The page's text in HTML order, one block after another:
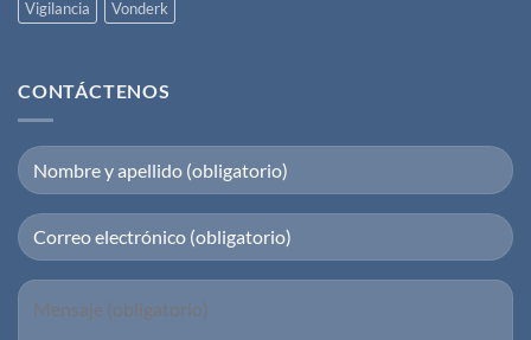
Vigilancia
Vonderk
CONTÁCTENOS